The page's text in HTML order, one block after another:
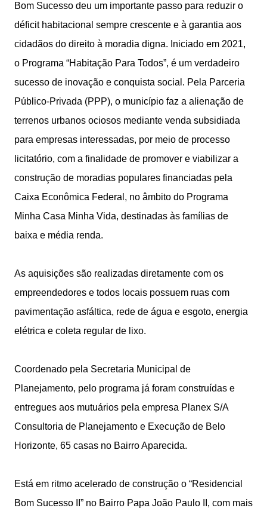
Bom Sucesso deu um importante passo para reduzir o
déficit habitacional sempre crescente e à garantia aos
cidadãos do direito à moradia digna. Iniciado em 2021,
o Programa “Habitação Para Todos”, é um verdadeiro
sucesso de inovação e conquista social. Pela Parceria
Público-Privada (PPP), o município faz a alienação de
terrenos urbanos ociosos mediante venda subsidiada
para empresas interessadas, por meio de processo
licitatório, com a finalidade de promover e viabilizar a
construção de moradias populares financiadas pela
Caixa Econômica Federal, no âmbito do Programa
Minha Casa Minha Vida, destinadas às famílias de
baixa e média renda.
As aquisições são realizadas diretamente com os
empreendedores e todos locais possuem ruas com
pavimentação asfáltica, rede de água e esgoto, energia
elétrica e coleta regular de lixo.
Coordenado pela Secretaria Municipal de
Planejamento, pelo programa já foram construídas e
entregues aos mutuários pela empresa Planex S/A
Consultoria de Planejamento e Execução de Belo
Horizonte, 65 casas no Bairro Aparecida.
Está em ritmo acelerado de construção o “Residencial
Bom Sucesso II” no Bairro Papa João Paulo II, com mais